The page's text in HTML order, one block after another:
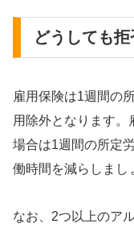
どうしても
雇用保険は1週間の
用除外となります。
場合は1週間の所定
働時間を減らしまし
なお、2つ以上のア